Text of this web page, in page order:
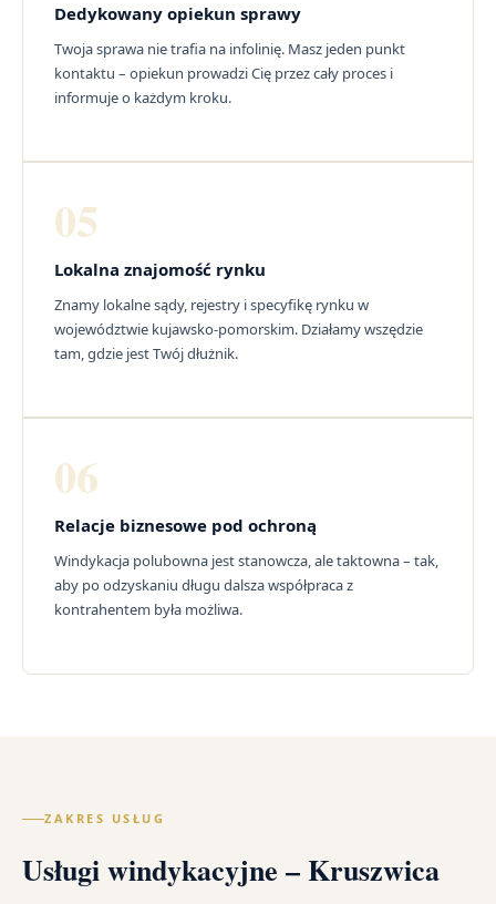
Dedykowany opiekun sprawy
Twoja sprawa nie trafia na infolinię. Masz jeden punkt
kontaktu – opiekun prowadzi Cię przez cały proces i
informuje o każdym kroku.
05
Lokalna znajomość rynku
Znamy lokalne sądy, rejestry i specyfikę rynku w
województwie kujawsko-pomorskim. Działamy wszędzie
tam, gdzie jest Twój dłużnik.
06
Relacje biznesowe pod ochroną
Windykacja polubowna jest stanowcza, ale taktowna – tak,
aby po odzyskaniu długu dalsza współpraca z
kontrahentem była możliwa.
ZAKRES USŁUG
Usługi windykacyjne – Kruszwica